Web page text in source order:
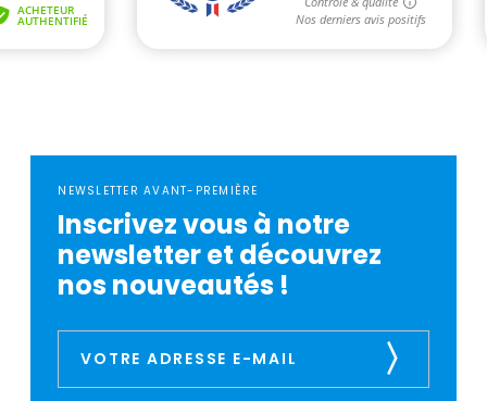
NEWSLETTER AVANT-PREMIÈRE
Inscrivez vous à notre
newsletter et découvrez
nos nouveautés !